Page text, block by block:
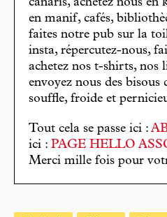
canaris, achetez nous en
en manif, cafés,
faites notre pub sur la
insta, répercutez-nous,
achetez nos t-shirts, nos
envoyez nous des bisous
souffle, froide et
Tout cela se passe ici :
ici : PAGE HELLO
Merci mille fois pour